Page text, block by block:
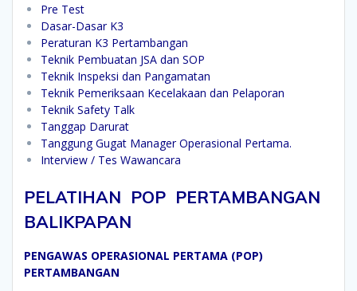
Pre Test
Dasar-Dasar K3
Peraturan K3 Pertambangan
Teknik Pembuatan JSA dan SOP
Teknik Inspeksi dan Pangamatan
Teknik Pemeriksaan Kecelakaan dan Pelaporan
Teknik Safety Talk
Tanggap Darurat
Tanggung Gugat Manager Operasional Pertama.
Interview / Tes Wawancara
PELATIHAN POP PERTAMBANGAN
BALIKPAPAN
PENGAWAS OPERASIONAL PERTAMA (POP)
PERTAMBANGAN